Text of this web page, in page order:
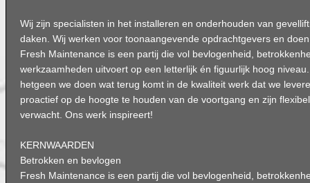
Wij zijn specialisten in het installeren en onderhouden van
daken. Wij werken voor toonaangevende opdrachtgevers en
Fresh Maintenance is een partij die vol bevlogenheid,
werkzaamheden uitvoert op een letterlijk én figuurlijk hoog
hetgeen we doen wat terug komt in de kwaliteit werk dat we
proactief op de hoogte te houden van de voortgang en zijn
verwacht. Ons werk inspireert!
KERNWAARDEN
Betrokken en bevlogen
Fresh Maintenance is een partij die vol bevlogenheid,